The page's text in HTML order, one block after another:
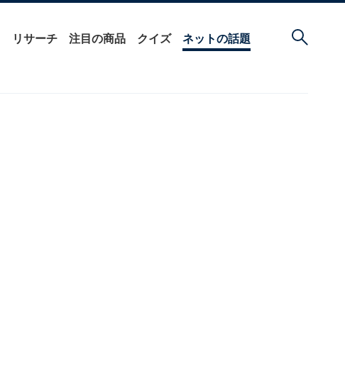
リサーチ 注目の商品 クイズ ネットの話題